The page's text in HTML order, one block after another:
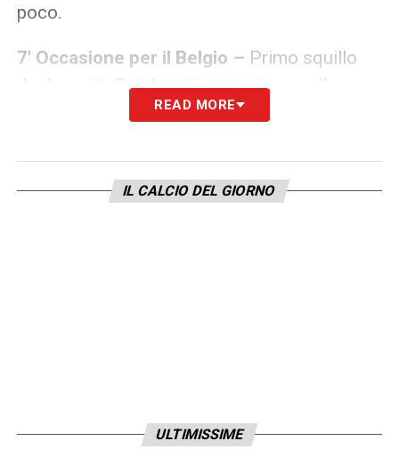
poco.
7′ Occasione per il Belgio – Primo squillo
degli ospiti. Batshuayi recupera un pallone
respinto male dalla difesa azzurra, ma mette
13′ Ammonito Vertonghen –Il capitano del
per Raspadori, ma il tiro del giovane
READ MORE
IL CALCIO DEL GIORNO
ULTIMISSIME